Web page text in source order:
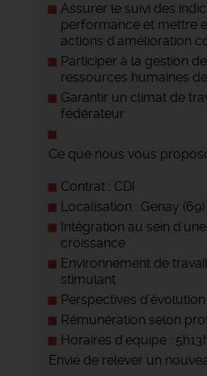
Assurer le suivi des
performance et mettre
actions d'amélioration
Participer à la gestion
ressources humaines
Garantir un climat de
fédérateur
Ce que nous vous
Contrat : CDI
Localisation : Genay (69)
Intégration au sein
croissance
Environnement de
stimulant
Perspectives d'évolution
Rémunération selon
Horaires d'equipe :
Envie de relever un